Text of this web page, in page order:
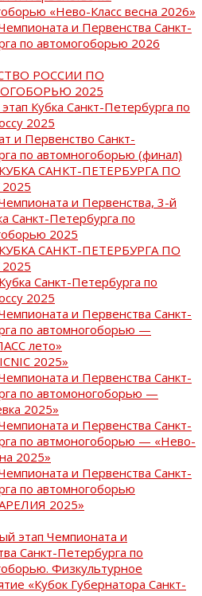
«Нево-Класс весна 2026»
и Первенства Санкт-
по автомогоборью 2026
РОССИИ ПО
2025
Кубка Санкт-Петербурга по
2025
и Первенство Санкт-
по автомногоборью (финал)
КУБКА САНКТ-ПЕТЕРБУРГА ПО
и Первенства, 3-й
Санкт-Петербурга по
2025
КУБКА САНКТ-ПЕТЕРБУРГА ПО
Санкт-Петербурга по
2025
и Первенства Санкт-
по автомногоборью —
лето»
2025»
и Первенства Санкт-
по автомоногоборью —
2025»
и Первенства Санкт-
по автмоногоборью — «Нево-
2025»
и Первенства Санкт-
по автомногоборью
2025»
этап Чемпионата и
Санкт-Петербурга по
Физкультурное
«Кубок Губернатора Санкт-